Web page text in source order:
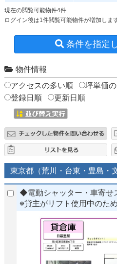
現在の閲覧可能物件4件
ログイン後は1件閲覧可能物件が増加します
条件を指定
物件情報
アクセスの多い順
坪単価
登録日順
更新日順
東京都（荒川・台東・豊島・
◆電動シャッター・車寄
※貸主がリフト使用中のた